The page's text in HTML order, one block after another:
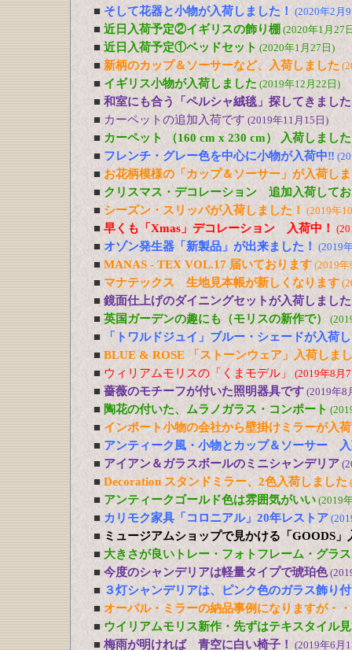
■ そして花器と小物が入荷しました！ (2020年2月
■ 近日入荷予定②イギリスの飾り棚 (2020年1月27
■ 近日入荷予定①ベッドセット (2020年1月27日)
■ 新柄のカップ＆ソーサーなど、入荷しました
■ イギリス小物が入荷しました (2019年12月22日)
■ 和室にも合う「ペルシャ絨毯」探してきまし
■ カーペットの追加入荷です (2019年11月15日)
■ カーペット （160 cm x 230 cm） 入荷しました
■ フレンチ・グレー色を中心に小物が入荷中‼
■ お花柄模様の「カップ＆ソーサー」が入荷し
■ クリスマス・デコレーション 追加入荷して
■ シーズン・スリッパが入荷しました！ (2019年
■ 早くも「Xmas」デコレーション 入荷中！
■ オゾン発生器「新製品」が出来ました！ (2019
■ MANAS - TEX VOL.17 届いております (2019
■ マナテックス 生地見本帳が新しくなります
■ 鏡面仕上げのダイニングセットが入荷しました
■ 英国ガーデンの趣にも（モリスの新作で）
■
「トワルドジュイ」ブルー・シェードが入荷
■ BLUE & ROSE 「ストーンウェア」入荷しま
■ ウィリアムモリスの「くまモデル」 (2019年8月
■ 薔薇のモチーフが付いた照明器具です (2019年8
■ 陶花の付いた、ムラノガラス・コンポート
■ インポート小物の会社から壁掛けミラーが入荷
■ アンティーク風・小物とカップ＆ソーサー
■ アイアン＆ガラスボールのミニシャンデリア
■ Decoration スタンドミラー、2色入荷しました
■ アンティークゴールド色は雰囲気がいい (2019
■ カリモク家具「コロニアル」20年レストア
■ ミュージアムショップで見かける「GOODS」
■ 大きさが良いトレー・フォトフレーム・グラ
■ 今度のシャンデリアは軽量タイプで琥珀色
■ ３灯シャンデリアは、ピンク色のガラス飾り付
■ オーバル・ミラーの納品事例になりますが・
■ ウイリアムモリス新作・先ずはテキスタイル
■ 梅雨が明ければ 青空に白い椅子！ (2019年6月